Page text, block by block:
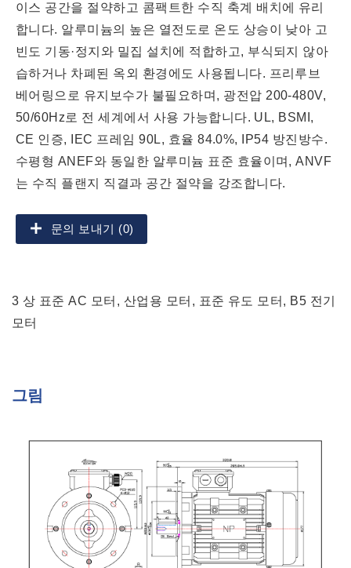
이스 공간을 절약하고 콤팩트한 수직 축계 배치에 유리
합니다. 알루미늄의 높은 열전도로 온도 상승이 낮아 고
빈도 기동·정지와 밀집 설치에 적합하고, 부식되지 않아
습하거나 차폐된 옥외 환경에도 사용됩니다. 프리루브
베어링으로 유지보수가 불필요하며, 광전압 200-480V,
50/60Hz로 전 세계에서 사용 가능합니다. UL, BSMI,
CE 인증, IEC 프레임 90L, 효율 84.0%, IP54 방진방수.
수평형 ANEF와 동일한 알루미늄 표준 효율이며, ANVF
는 수직 플랜지 직결과 공간 절약을 강조합니다.
문의 보내기 (0)
3 상 표준 AC 모터, 산업용 모터, 표준 유도 모터, B5 전기
모터
그림